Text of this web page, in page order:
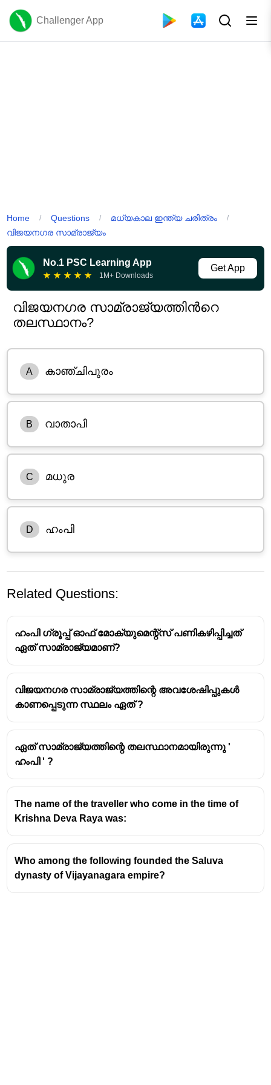
Challenger App
Home / Questions / മധ്യകാല ഇന്ത്യ ചരിത്രം /
വിജയനഗര സാമ്രാജ്യം
No.1 PSC Learning App
★ ★ ★ ★ ★ 1M+ Downloads
Get App
വിജയനഗര സാമ്രാജ്യത്തിന്‍റെ
തലസ്ഥാനം?
A കാഞ്ചിപുരം
B വാതാപി
C മധുര
D ഹംപി
Related Questions:
ഹംപി ഗ്രൂപ്പ് ഓഫ് മോക്യുമെന്റ്സ് പണികഴിപ്പിച്ചത്
ഏത് സാമ്രാജ്യമാണ്?
വിജയനഗര സാമ്രാജ്യത്തിന്റെ അവശേഷിപ്പുകൾ
കാണപ്പെടുന്ന സ്ഥലം ഏത് ?
ഏത് സാമ്രാജ്യത്തിന്റെ തലസ്ഥാനമായിരുന്നു '
ഹംപി ' ?
The name of the traveller who come in the time of
Krishna Deva Raya was:
Who among the following founded the Saluva
dynasty of Vijayanagara empire?